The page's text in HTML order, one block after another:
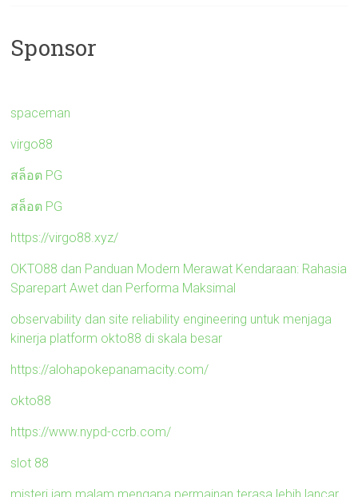
Sponsor
spaceman
virgo88
สล็อต PG
สล็อต PG
https://virgo88.xyz/
OKTO88 dan Panduan Modern Merawat Kendaraan: Rahasia
Sparepart Awet dan Performa Maksimal
observability dan site reliability engineering untuk menjaga
kinerja platform okto88 di skala besar
https://alohapokepanamacity.com/
okto88
https://www.nypd-ccrb.com/
slot 88
misteri jam malam mengapa permainan terasa lebih lancar